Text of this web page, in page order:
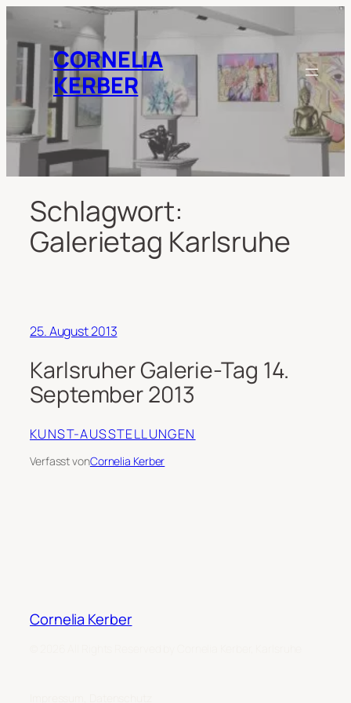
springenCORNELIA
KERBER
Schlagwort:
Galerietag Karlsruhe
25. August 2013
Karlsruher Galerie-Tag 14.
September 2013
KUNST-AUSSTELLUNGEN
Verfasst vonCornelia Kerber
Cornelia Kerber